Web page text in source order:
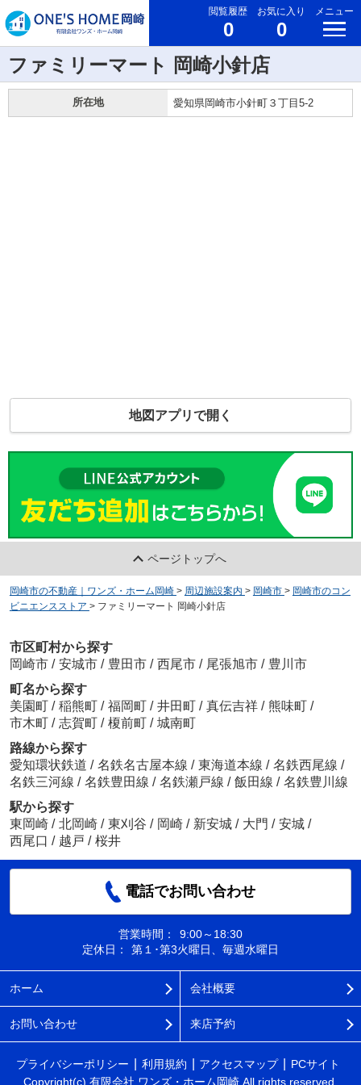
閲覧履歴
0
お気に入り
0
メニュー
ファミリーマート 岡崎小針店
所在地 愛知県岡崎市小針町３丁目5-2
地図アプリで開く
ページトップへ
岡崎市の不動産｜ワンズ・ホーム岡崎 > 周辺施設案内 > 岡崎市 > 岡崎市のコン
ビニエンスストア > ファミリーマート 岡崎小針店
市区町村から探す
岡崎市 / 安城市 / 豊田市 / 西尾市 / 尾張旭市 / 豊川市
町名から探す
美園町 / 稲熊町 / 福岡町 / 井田町 / 真伝吉祥 / 熊味町 /
市木町 / 志賀町 / 榎前町 / 城南町
路線から探す
愛知環状鉄道 / 名鉄名古屋本線 / 東海道本線 / 名鉄西尾線 /
名鉄三河線 / 名鉄豊田線 / 名鉄瀬戸線 / 飯田線 / 名鉄豊川線
駅から探す
東岡崎 / 北岡崎 / 東刈谷 / 岡崎 / 新安城 / 大門 / 安城 /
西尾口 / 越戸 / 桜井
電話でお問い合わせ
営業時間：
9:00～18:30
定休日：
第１･第3火曜日、毎週水曜日
ホーム 会社概要
お問い合わせ 来店予約
プライバシーポリシー 利用規約 アクセスマップ
PCサイト
Copyright(c) 有限会社 ワンズ・ホーム岡崎 All rights reserved.